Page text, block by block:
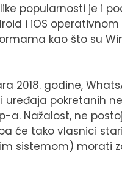
popularnosti je i
i iOS
kao što su
2018. godine,
pokretanih
a. Nažalost, ne
će tako vlasnici
sistemom) morati